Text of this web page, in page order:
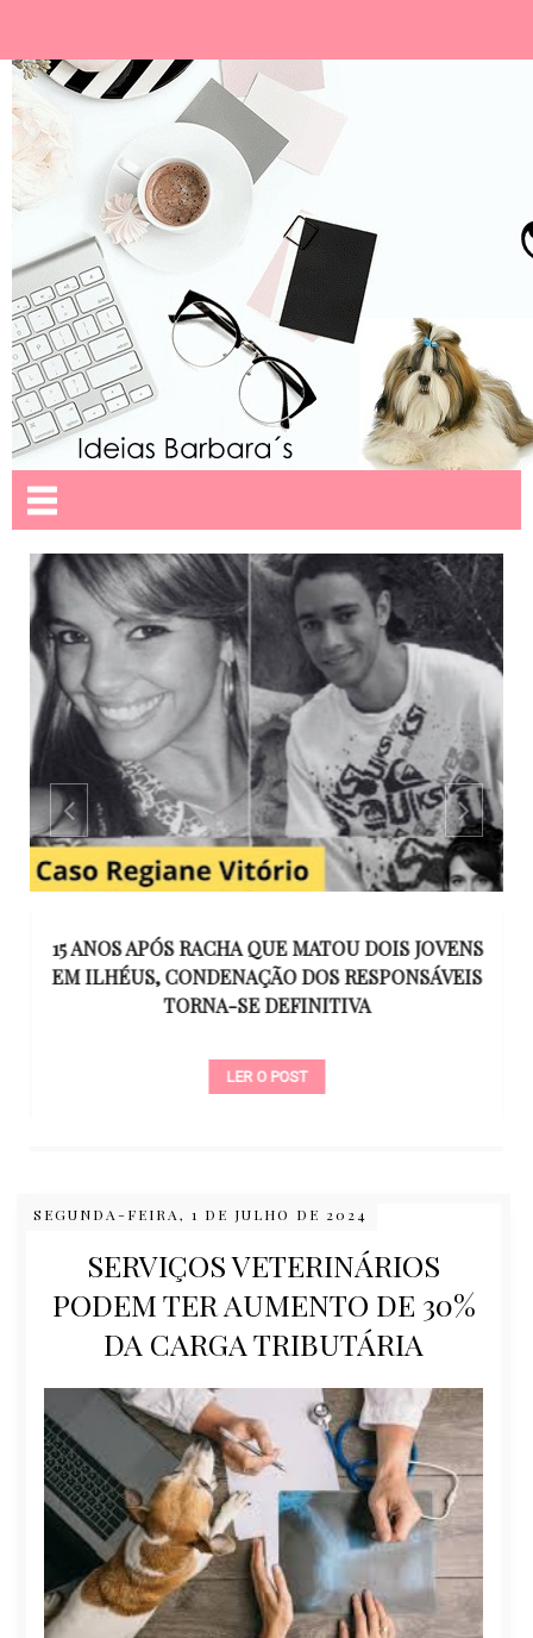
15 ANOS APÓS RACHA QUE MATOU DOIS JOVENS
EM ILHÉUS, CONDENAÇÃO DOS RESPONSÁVEIS
TORNA-SE DEFINITIVA
LER O POST
SEGUNDA-FEIRA, 1 DE JULHO DE 2024
SERVIÇOS VETERINÁRIOS
PODEM TER AUMENTO DE 30%
DA CARGA TRIBUTÁRIA